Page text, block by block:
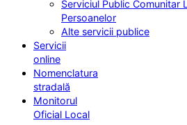
Serviciul Public Comunitar
Persoanelor
Alte servicii publice
Servicii
online
Nomenclatura
stradală
Monitorul
Oficial Local